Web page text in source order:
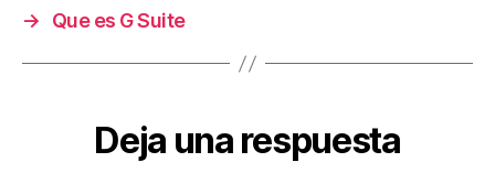
→
Que es G Suite
Deja una respuesta